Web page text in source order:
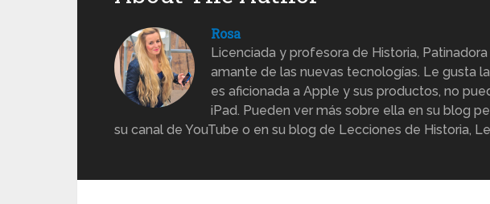
Rosa
Licenciada y profesora de Historia,
amante de las nuevas tecnologías. Le gusta
es aficionada a Apple y sus productos, no
iPad. Pueden ver más sobre ella en su blog
su canal de YouTube o en su blog de Lecciones de Historia,